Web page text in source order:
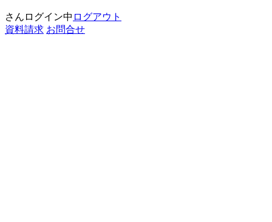
さんログイン中 ログアウト
資料請求 お問合せ